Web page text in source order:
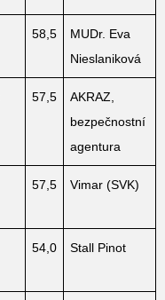
58,5
MUDr. Eva
Nieslaniková
57,5
AKRAZ,
bezpečnostní
agentura
57,5 Vimar (SVK)
54,0 Stall Pinot